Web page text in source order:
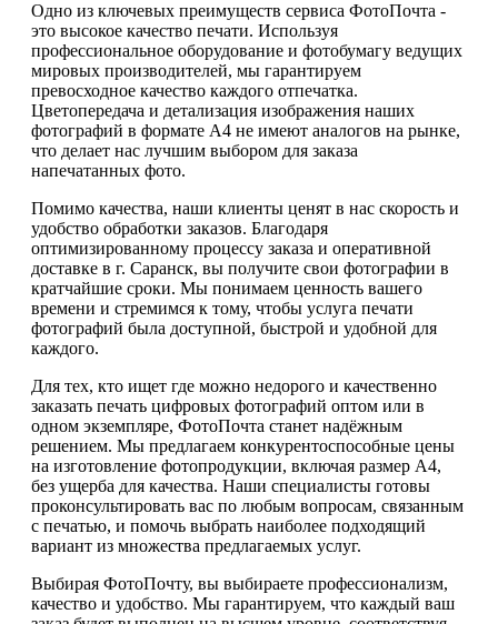
Одно из ключевых преимуществ сервиса ФотоПочта -
это высокое качество печати. Используя
профессиональное оборудование и фотобумагу ведущих
мировых производителей, мы гарантируем
превосходное качество каждого отпечатка.
Цветопередача и детализация изображения наших
фотографий в формате А4 не имеют аналогов на рынке,
что делает нас лучшим выбором для заказа
напечатанных фото.
Помимо качества, наши клиенты ценят в нас скорость и
удобство обработки заказов. Благодаря
оптимизированному процессу заказа и оперативной
доставке в г. Саранск, вы получите свои фотографии в
кратчайшие сроки. Мы понимаем ценность вашего
времени и стремимся к тому, чтобы услуга печати
фотографий была доступной, быстрой и удобной для
каждого.
Для тех, кто ищет где можно недорого и качественно
заказать печать цифровых фотографий оптом или в
одном экземпляре, ФотоПочта станет надёжным
решением. Мы предлагаем конкурентоспособные цены
на изготовление фотопродукции, включая размер А4,
без ущерба для качества. Наши специалисты готовы
проконсультировать вас по любым вопросам, связанным
с печатью, и помочь выбрать наиболее подходящий
вариант из множества предлагаемых услуг.
Выбирая ФотоПочту, вы выбираете профессионализм,
качество и удобство. Мы гарантируем, что каждый ваш